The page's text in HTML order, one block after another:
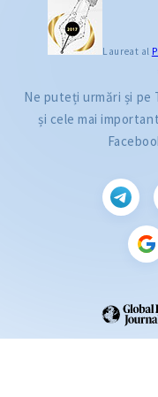
Laureat al
Ne puteți urmări și pe
și cele mai